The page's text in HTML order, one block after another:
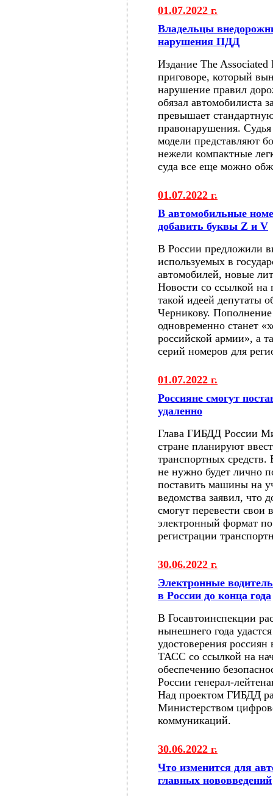
01.07.2022 г.
Владельцы
нарушения ПДД
Издание The
приговоре, который
нарушение правил
обязал автомобилиста
превышает
правонарушения.
модели представляют
нежели компактные
суда все еще можно
01.07.2022 г.
В автомобильные
добавить буквы Z и V
В России предложили
используемых в
автомобилей, новые
Новости со ссылкой
такой идеей депутаты
Черникову.
одновременно станет
российской армии», а
серий номеров для
01.07.2022 г.
Россияне смогут
удаленно
Глава ГИБДД России
стране планируют
транспортных
не нужно будет лично
поставить машины на
ведомства заявил, что
смогут перевести свои
электронный формат
регистрации
30.06.2022 г.
Электронные
в России до конца года
В Госавтоинспекции
нынешнего года
удостоверения
ТАСС со ссылкой на
обеспечению
России генерал-
Над проектом ГИБДД
Министерством
коммуникаций.
30.06.2022 г.
Что изменится для
главных нововведений